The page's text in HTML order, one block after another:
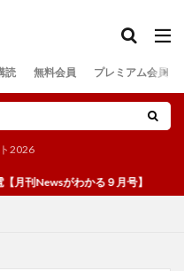
読 無料会員 プレミアム会員
2026
月刊Newsがわかる９月号】